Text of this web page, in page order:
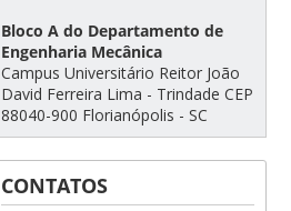
Bloco A do Departamento de
Engenharia Mecânica
Campus Universitário Reitor João
David Ferreira Lima - Trindade CEP
88040-900 Florianópolis - SC
CONTATOS